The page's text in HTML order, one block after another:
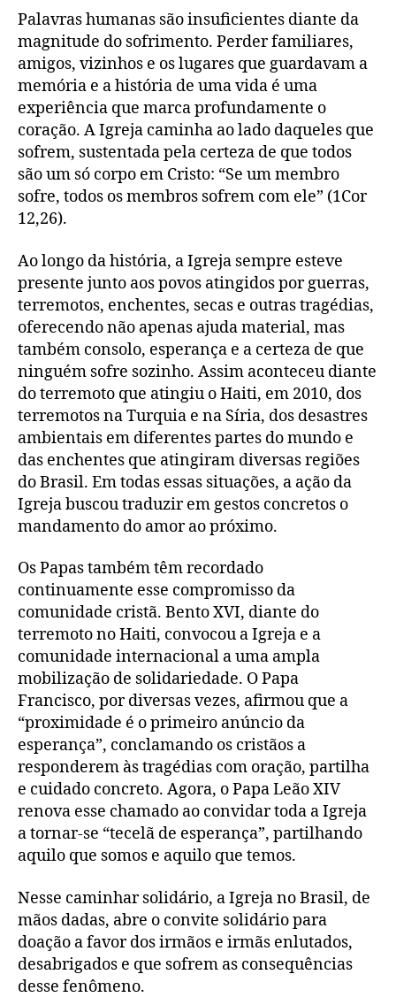
Palavras humanas são insuficientes diante da
magnitude do sofrimento. Perder familiares,
amigos, vizinhos e os lugares que guardavam a
memória e a história de uma vida é uma
experiência que marca profundamente o
coração. A Igreja caminha ao lado daqueles que
sofrem, sustentada pela certeza de que todos
são um só corpo em Cristo: “Se um membro
sofre, todos os membros sofrem com ele” (1Cor
12,26).
Ao longo da história, a Igreja sempre esteve
presente junto aos povos atingidos por guerras,
terremotos, enchentes, secas e outras tragédias,
oferecendo não apenas ajuda material, mas
também consolo, esperança e a certeza de que
ninguém sofre sozinho. Assim aconteceu diante
do terremoto que atingiu o Haiti, em 2010, dos
terremotos na Turquia e na Síria, dos desastres
ambientais em diferentes partes do mundo e
das enchentes que atingiram diversas regiões
do Brasil. Em todas essas situações, a ação da
Igreja buscou traduzir em gestos concretos o
mandamento do amor ao próximo.
Os Papas também têm recordado
continuamente esse compromisso da
comunidade cristã. Bento XVI, diante do
terremoto no Haiti, convocou a Igreja e a
comunidade internacional a uma ampla
mobilização de solidariedade. O Papa
Francisco, por diversas vezes, afirmou que a
“proximidade é o primeiro anúncio da
esperança”, conclamando os cristãos a
responderem às tragédias com oração, partilha
e cuidado concreto. Agora, o Papa Leão XIV
renova esse chamado ao convidar toda a Igreja
a tornar-se “tecelã de esperança”, partilhando
aquilo que somos e aquilo que temos.
Nesse caminhar solidário, a Igreja no Brasil, de
mãos dadas, abre o convite solidário para
doação a favor dos irmãos e irmãs enlutados,
desabrigados e que sofrem as consequências
desse fenômeno.